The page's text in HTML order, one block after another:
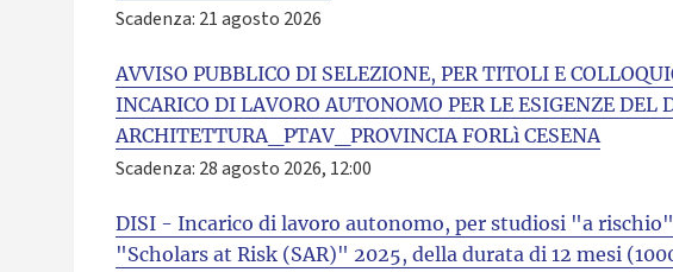
Scadenza: 21 agosto 2026
AVVISO PUBBLICO DI SELEZIONE, PER TITOLI E
INCARICO DI LAVORO AUTONOMO PER LE ESIGENZE DEL
ARCHITETTURA_PTAV_PROVINCIA FORLì CESENA
Scadenza: 28 agosto 2026, 12:00
DISI - Incarico di lavoro autonomo, per studiosi "a
"Scholars at Risk (SAR)" 2025, della durata di 12 mesi